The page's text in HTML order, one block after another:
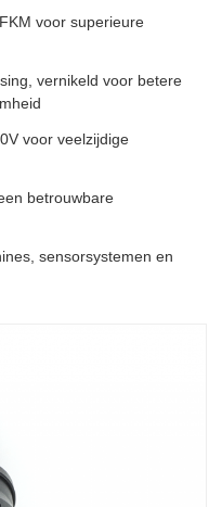
voor superieure
vernikeld voor betere
voor veelzijdige
betrouwbare
sensorsystemen en